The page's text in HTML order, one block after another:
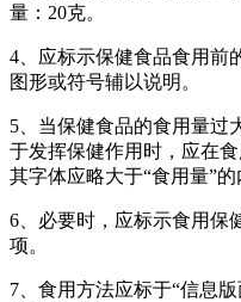
量：20克。
4、应标示保健食品食用前
图形或符号辅以说明。
5、当保健食品的食用量过
于发挥保健作用时，应在
其字体应略大于“食用量”的
6、必要时，应标示食用保
项。
7、食用方法应标于“信息